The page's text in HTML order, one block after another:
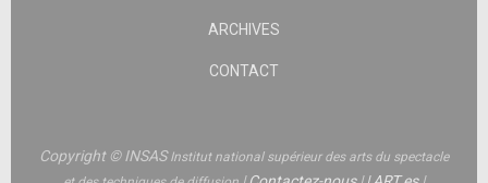
ARCHIVES
CONTACT
Copyright © INSASInstitut national supérieur des arts du spectacle